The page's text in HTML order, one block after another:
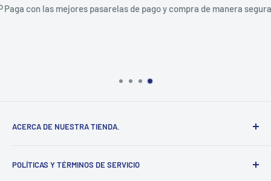
Paga con las mejores pasarelas de pago y compra de manera segura.
ACERCA DE NUESTRA TIENDA.
estado de Yucatán, distribuimos diversas marcas del
POLÍTICAS Y TÉRMINOS DE SERVICIO